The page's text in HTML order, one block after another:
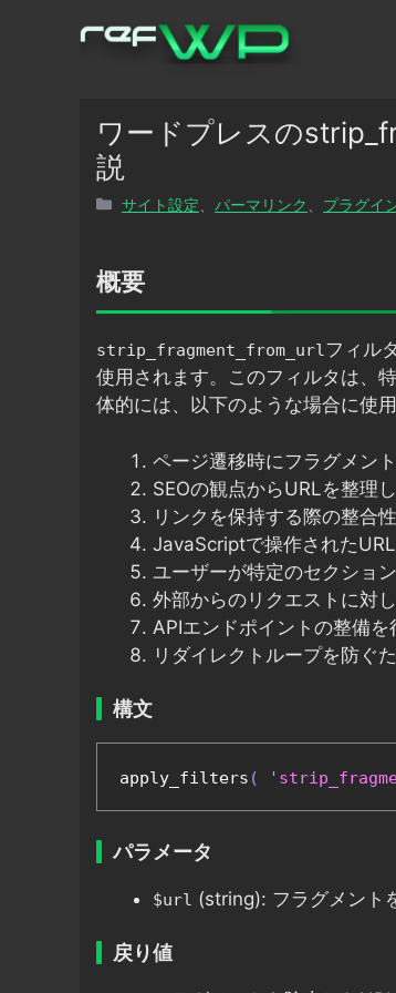
ワードプレスの
説
カ
リ
ー
サイト設定 、パーマリンク プラグイ
概要
strip_fragment_from_urlフィル
使用されます。このフィルタは、
体的には、以下のような場合に使
ページ遷移時にフラグメン
SEOの観点からURLを整理
リンクを保持する際の整合
JavaScriptで操作された
ユーザーが特定のセクショ
外部からのリクエストに対
APIエンドポイントの整備を
リダイレクトループを防ぐ
構文
apply_filters (
パラメータ
$url (string): フラグメント
戻り値